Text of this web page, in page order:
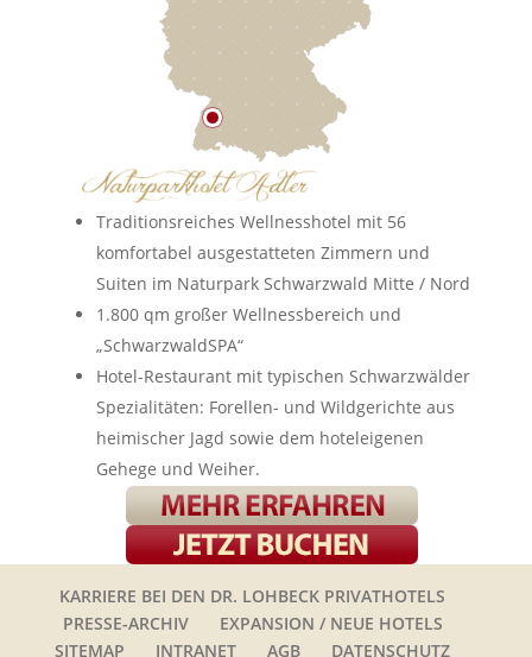
Traditionsreiches Wellnesshotel mit 56
komfortabel ausgestatteten Zimmern und
Suiten im Naturpark Schwarzwald Mitte / Nord
1.800 qm großer Wellnessbereich und
„SchwarzwaldSPA“
Hotel-Restaurant mit typischen Schwarzwälder
Spezialitäten: Forellen- und Wildgerichte aus
heimischer Jagd sowie dem hoteleigenen
Gehege und Weiher.
KARRIERE BEI DEN DR. LOHBECK PRIVATHOTELS
PRESSE-ARCHIV
EXPANSION / NEUE HOTELS
SITEMAP
INTRANET AGB DATENSCHUTZ